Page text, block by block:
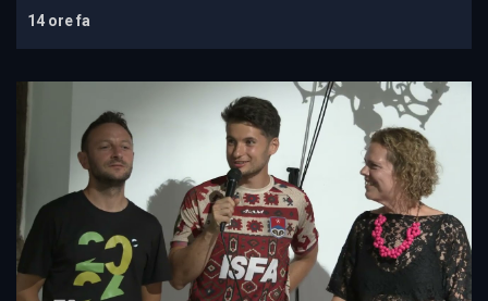
14 ore fa